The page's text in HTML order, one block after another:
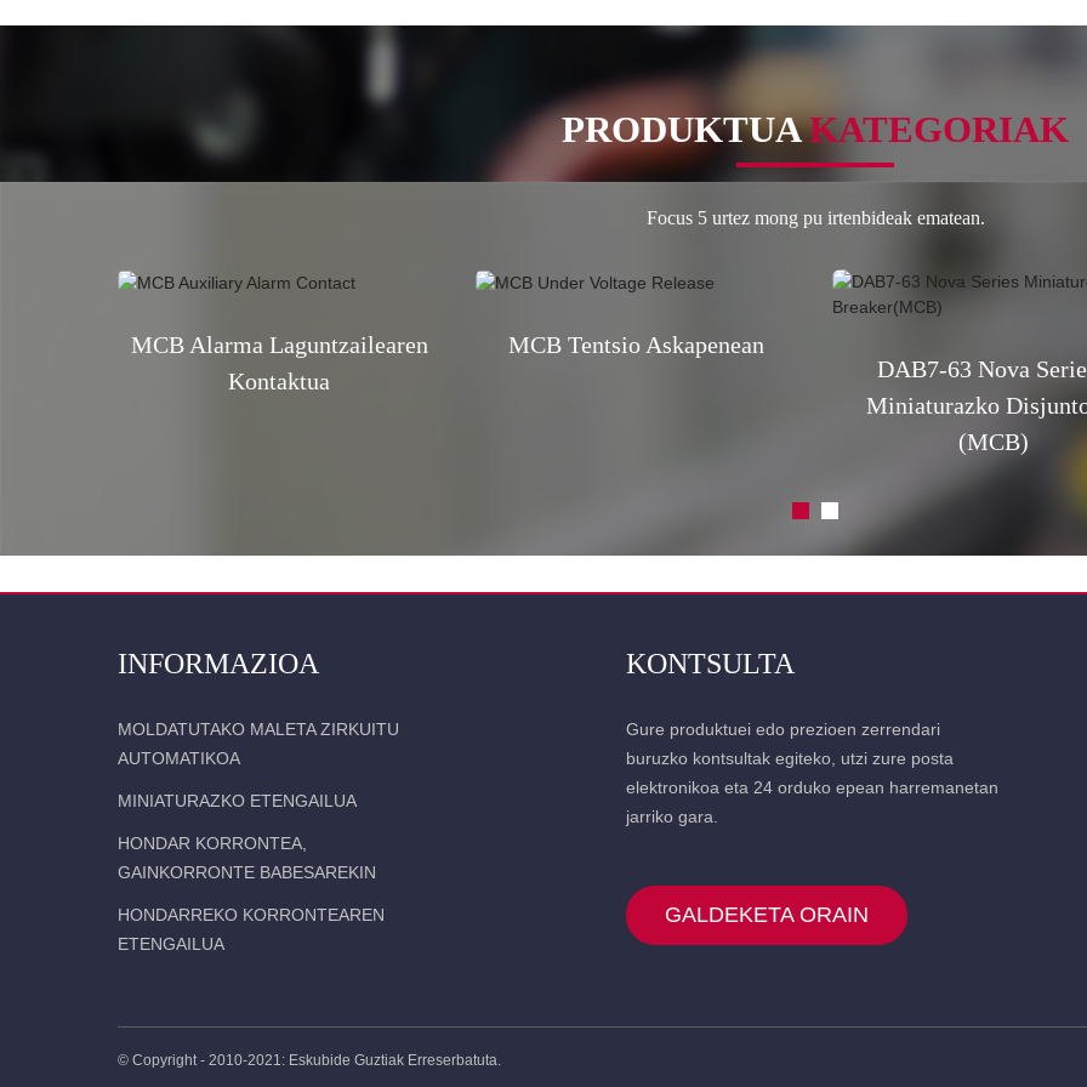
PRODUKTUAKATEGORIAK
Focus 5 urtez mong pu irtenbideak ematean.
MCB Alarma Laguntzailearen
Kontaktua
MCB Tentsio Askapenean
DAB7-63 Nova
Miniaturazko
(MCB)
INFORMAZIOA
MOLDATUTAKO MALETA ZIRKUITU
AUTOMATIKOA
MINIATURAZKO ETENGAILUA
HONDAR KORRONTEA,
GAINKORRONTE BABESAREKIN
HONDARREKO KORRONTEAREN
ETENGAILUA
KONTSULTA
Gure produktuei edo prezioen zerrendari
buruzko kontsultak egiteko, utzi zure posta
elektronikoa eta 24 orduko epean harremanetan
jarriko gara.
GALDEKETA ORAIN
© Copyright - 2010-2021: Eskubide Guztiak Erreserbatuta.